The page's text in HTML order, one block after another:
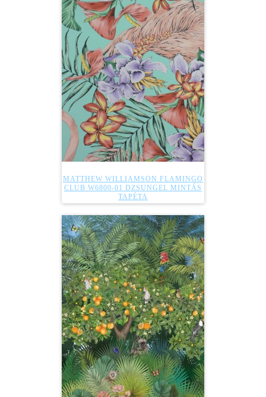
MATTHEW WILLIAMSON FLAMINGO
CLUB W6800-01 DZSUNGEL MINTÁS
TAPÉTA